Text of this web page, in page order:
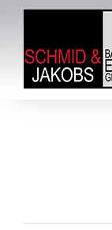
Zum
springen